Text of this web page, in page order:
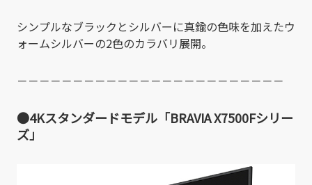
シンプルなブラックとシルバーに真鍮の色味を加えたウ
ォームシルバーの2色のカラバリ展開。
－－－－－－－－－－－－－－－－－－－－－－－－
●4Kスタンダードモデル「BRAVIA X7500Fシリー
ズ」